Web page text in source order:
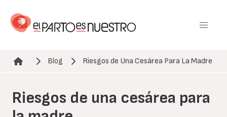
contenido
Ruta de navegación
Blog Riesgos de Una Cesárea Para La Madre
Riesgos de una cesárea para